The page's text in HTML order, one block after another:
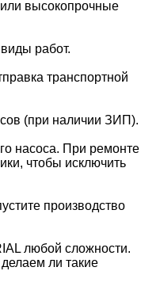
высокопрочные
работ.
транспортной
(при наличии ЗИП).
насоса. При ремонте
чтобы исключить
производство
любой сложности.
ли такие